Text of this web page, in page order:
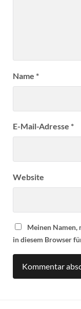
Name *
E-Mail-Adresse *
Website
Meinen Namen,
in diesem Browser